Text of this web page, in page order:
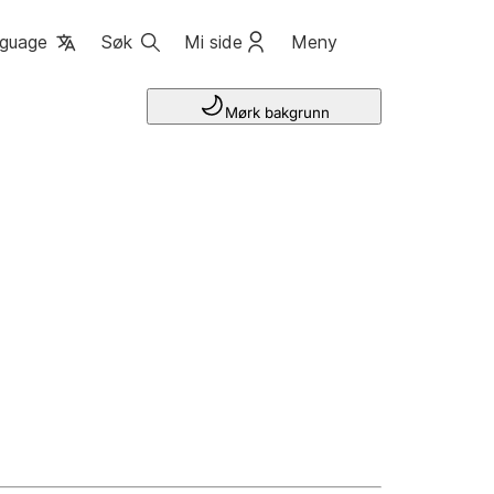
Søk Mi side Meny
Mørk bakgrunn